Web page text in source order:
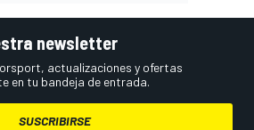
newsletter
actualizaciones y ofertas
en tu bandeja de entrada.
SUSCRIBIRSE